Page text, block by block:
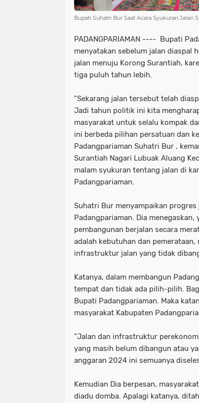
Bupati Suhatri Bur Saat Acara Syukuran Jalan
PADANGPARIAMAN ---- Bupati
menyatakan sebelum jalan diaspal
jalan menuju Korong Surantiah,
tiga puluh tahun lebih.
"Sekarang jalan tersebut telah
Jadi tahun politik ini kita
masyarakat untuk selalu kompak
ini berbeda pilihan persatuan dan
Padangpariaman Suhatri Bur ,
Surantiah Nagari Lubuak Aluang
malam syukuran tentang jalan di
Padangpariaman.
Suhatri Bur menyampaikan progres
Padangpariaman. Dia
pembangunan berjalan secara
adalah kebutuhan dan
infrastruktur jalan yang tidak
Katanya, dalam membangun
tempat dan tidak ada pilih-pilih.
Bupati Padangpariaman. Maka
masyarakat Kabupaten
"Jalan dan infrastruktur
yang masih belum dibangun atau
anggaran 2024 ini semuanya
Kemudian Dia berpesan,
diadu domba. Apalagi katanya,